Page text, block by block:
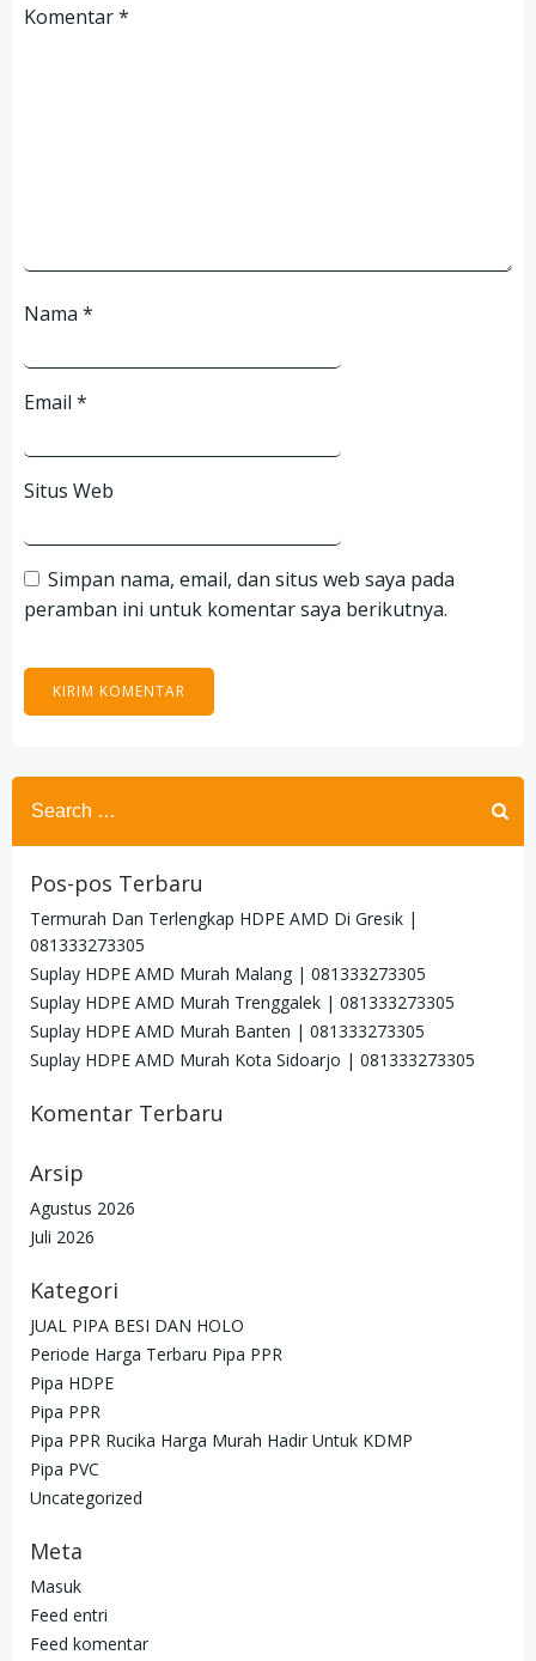
Komentar*
Nama *
Email *
Situs Web
Simpan nama, email, dan situs web saya pada
peramban ini untuk komentar saya berikutnya.
Search
for:
Pos-pos Terbaru
Termurah Dan Terlengkap HDPE AMD Di Gresik |
081333273305
Suplay HDPE AMD Murah Malang | 081333273305
Suplay HDPE AMD Murah Trenggalek | 081333273305
Suplay HDPE AMD Murah Banten | 081333273305
Suplay HDPE AMD Murah Kota Sidoarjo | 081333273305
Komentar Terbaru
Arsip
Agustus 2026
Juli 2026
Kategori
JUAL PIPA BESI DAN HOLO
Periode Harga Terbaru Pipa PPR
Pipa HDPE
Pipa PPR
Pipa PPR Rucika Harga Murah Hadir Untuk KDMP
Pipa PVC
Uncategorized
Meta
Masuk
Feed entri
Feed komentar